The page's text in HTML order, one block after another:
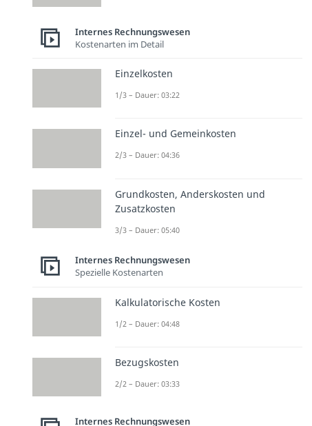
Internes Rechnungswesen
Kostenarten im Detail
Einzelkosten
1/3 – Dauer: 03:22
Einzel- und Gemeinkosten
2/3 – Dauer: 04:36
Grundkosten, Anderskosten und
Zusatzkosten
3/3 – Dauer: 05:40
Internes Rechnungswesen
Spezielle Kostenarten
Kalkulatorische Kosten
1/2 – Dauer: 04:48
Bezugskosten
2/2 – Dauer: 03:33
Internes Rechnungswesen